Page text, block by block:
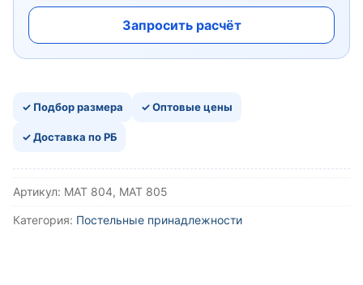
Запросить расчёт
✓ Подбор размера ✓ Оптовые цены
✓ Доставка по РБ
Артикул: МАТ 804, МАТ 805
Категория: Постельные принадлежности